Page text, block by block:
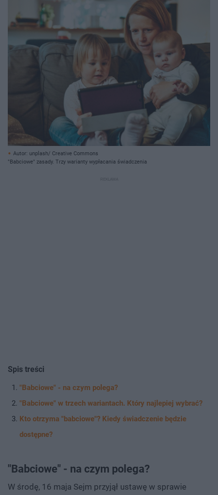
Autor: unplash/ Creative Commons
"Babciowe" zasady. Trzy warianty wypłacania świadczenia
Spis treści
"Babciowe" - na czym polega?
"Babciowe" w trzech wariantach. Który najlepiej wybrać?
Kto otrzyma "babciowe"? Kiedy świadczenie będzie
dostępne?
"Babciowe" - na czym polega?
W środę, 16 maja Sejm przyjął ustawę w sprawie